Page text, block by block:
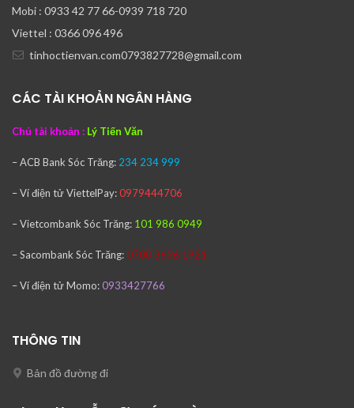
Mobi : 0933 42 77 66-0939 718 720
Viettel : 0366 096 496
tinhoctienvan.com0793827728@gmail.com
CÁC TÀI KHOẢN NGÂN HÀNG
Chủ tài khoản : Lý Tiến Văn
– ACB Bank Sóc Trăng: 234 234 999
– Ví điện tử ViettelPay:0979444706
– Vietcombank Sóc Trăng: 101 986 0949
– Sacombank Sóc Trăng: 0700 3636 1921
– Ví điện tử Momo:0933427766
THÔNG TIN
Bản đồ đường đi